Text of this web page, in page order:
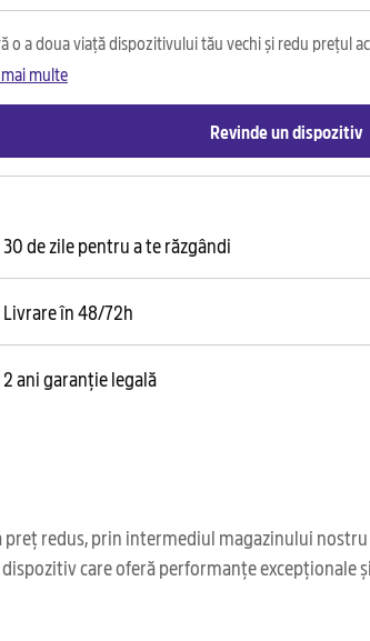
o a doua viață dispozitivului tău vechi și redu prețul
multe
Revinde un dispozitiv
30 de zile pentru a te răzgândi
Livrare în 48/72h
2 ani garanție legală
redus, prin intermediul magazinului
care oferă performanțe excepționale